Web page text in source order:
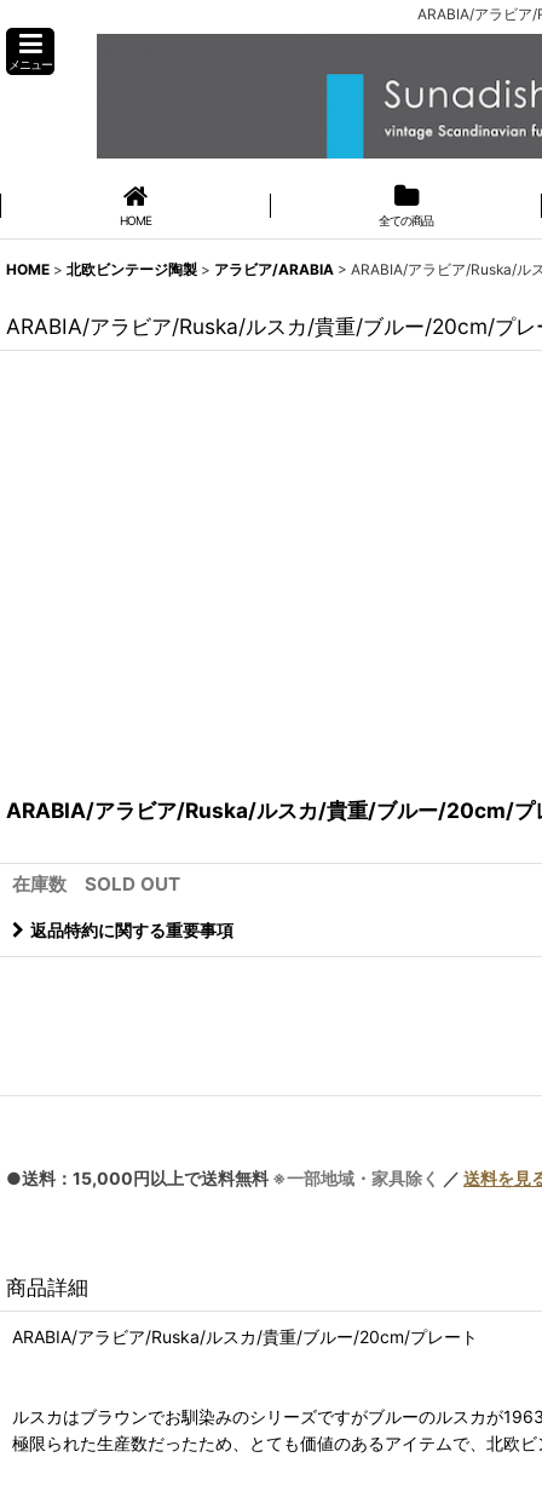
ARABIA/アラビア
メニュー
HOME 全ての商品
HOME > 北欧ビンテージ陶製 > アラビア/ARABIA > ARABIA/アラビア/Ruska/ル
ARABIA/アラビア/Ruska/ルスカ/貴重/ブルー/20cm/プ
ARABIA/アラビア/Ruska/ルスカ/貴重/ブルー/20cm/プ
在庫数 SOLD OUT
返品特約に関する重要事項
●送料：15,000円以上で送料無料 ※一部地域・家具除く ／ 送料を見
商品詳細
ARABIA/アラビア/Ruska/ルスカ/貴重/ブルー/20cm/プレート
ルスカはブラウンでお馴染みのシリーズですがブルーのルスカが
極限られた生産数だったため、とても価値のあるアイテムで、北欧